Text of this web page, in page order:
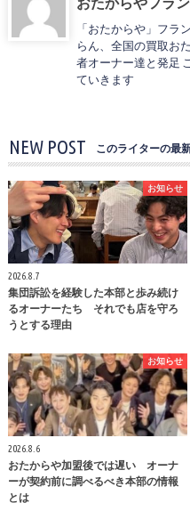
「おたからや」フラ
らん、全国の買取お
者オーナー達と発足
ていきます
NEW POST このライターの最
お知らせ
2026.8.7
集団訴訟を経験した本部と歩み続け
るオーナーたち それでも店を守ろ
うとする理由
お知らせ
2026.8.6
おたからや加盟後では遅い オーナ
ーが契約前に調べるべき本部の情報
とは